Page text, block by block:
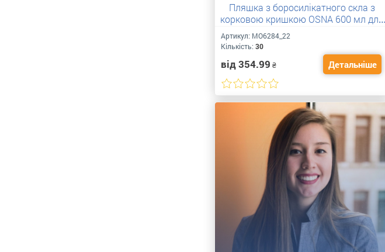
Пляшка з боросилікатного скла з
корковою кришкою OSNA 600 мл для
друку вашого логотипу
Артикул: MO6284_22
Кількість: 30
від 354.99 ₴ Детальніше